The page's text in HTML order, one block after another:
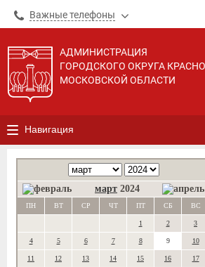
Важные телефоны
АДМИНИСТРАЦИЯ
ГОРОДСКОГО ОКРУГА
МОСКОВСКОЙ ОБЛАСТИ
Навигация
март 2024
ПН ВТ СР ЧТ ПТ СБ ВС
1 2 3
4 5 6 7 8 9 10
11 12 13 14 15 16 17